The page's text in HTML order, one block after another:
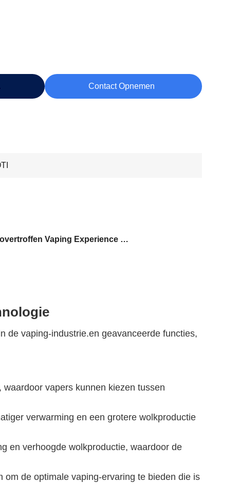
Contact Opnemen
Onovertroffen Vaping Experience MOD
de vaping-industrie.en geavanceerde functies,
vapers kunnen kiezen tussen
verwarming en een grotere wolkproductie
en verhoogde wolkproductie, waardoor de
de optimale vaping-ervaring te bieden die is